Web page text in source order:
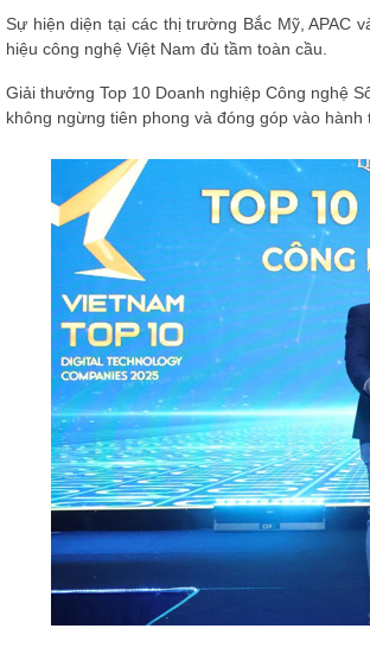
Sự hiện diện tại các thị trường Bắc Mỹ, APAC
hiệu công nghệ Việt Nam đủ tầm toàn cầu.
Giải thưởng Top 10 Doanh nghiệp Công nghệ
không ngừng tiên phong và đóng góp vào